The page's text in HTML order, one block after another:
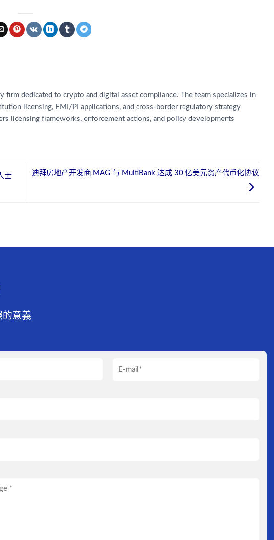
dedicated to crypto and digital asset compliance. The team specializes in
licensing, EMI/PI applications, and cross-border regulatory strategy
licensing frameworks, enforcement actions, and policy developments
士 迪拜房地产开发商 MAG 与 MultiBank 达成 30 亿美元资产代币化协议
的意義